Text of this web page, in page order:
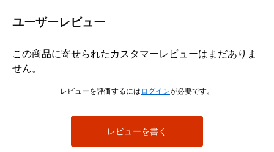
ユーザーレビュー
この商品に寄せられたカスタマーレビューはまだありま
せん。
レビューを評価するには ログインが必要です。
レビューを書く